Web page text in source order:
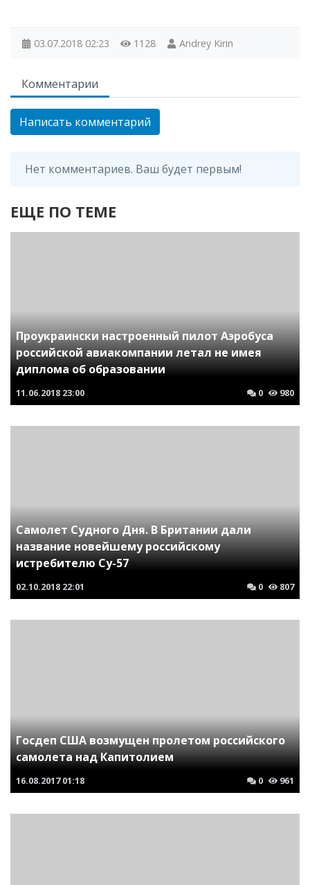
03.07.2018 02:23 1128 Andrey Kirin
Комментарии
Написать комментарий
Нет комментариев. Ваш будет первым!
ЕЩЕ ПО ТЕМЕ
Проукраински настроенный пилот Аэробуса
российской авиакомпании летал не имея
диплома об образовании
11.06.2018 23:00 0 980
Самолет Судного Дня. В Британии дали
название новейшему российскому
истребителю Су-57
02.10.2018 22:01 0 807
Госдеп США возмущен пролетом российского
самолета над Капитолием
16.08.2017 01:18 0 961